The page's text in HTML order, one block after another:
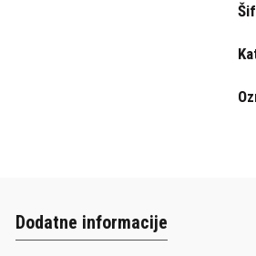
Dodatne informacije